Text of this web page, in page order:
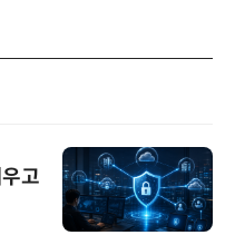
고